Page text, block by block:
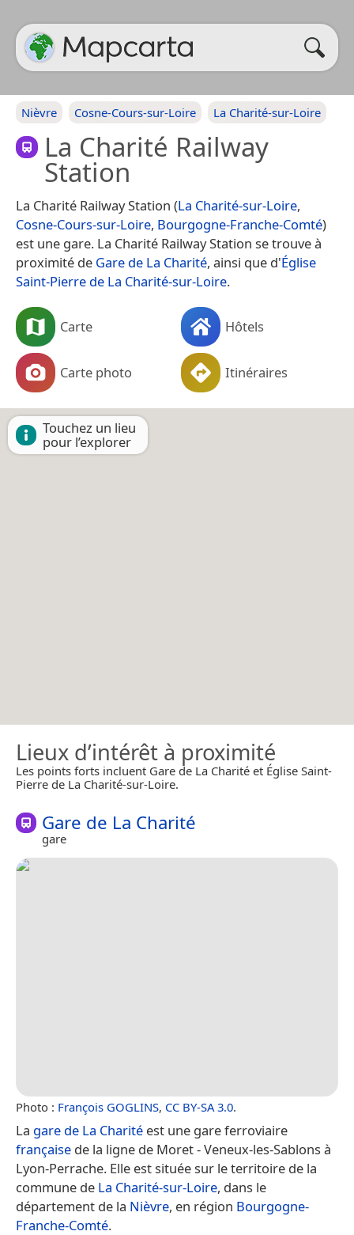
Nièvre Cosne-Cours-sur-Loire La Charité-sur-Loire
La Charité Railway
Station
La Charité Railway Station (La Charité-sur-Loire,
Cosne-Cours-sur-Loire, Bourgogne-Franche-Comté)
est une gare. La Charité Railway Station se trouve à
proximité de Gare de La Charité, ainsi que d'Église
Saint-Pierre de La Charité-sur-Loire.
Carte Hôtels
Carte photo Itinéraires
Touchez un lieu
pour l’explorer
Lieux d’intérêt à proximité
Les points forts incluent Gare de La Charité et Église Saint-
Pierre de La Charité-sur-Loire.
Gare de La Charité
gare
Photo : François GOGLINS, CC BY-SA 3.0.
La gare de La Charité est une gare ferroviaire
française de la ligne de Moret - Veneux-les-Sablons à
Lyon-Perrache. Elle est située sur le territoire de la
commune de La Charité-sur-Loire, dans le
département de la Nièvre, en région Bourgogne-
Franche-Comté.